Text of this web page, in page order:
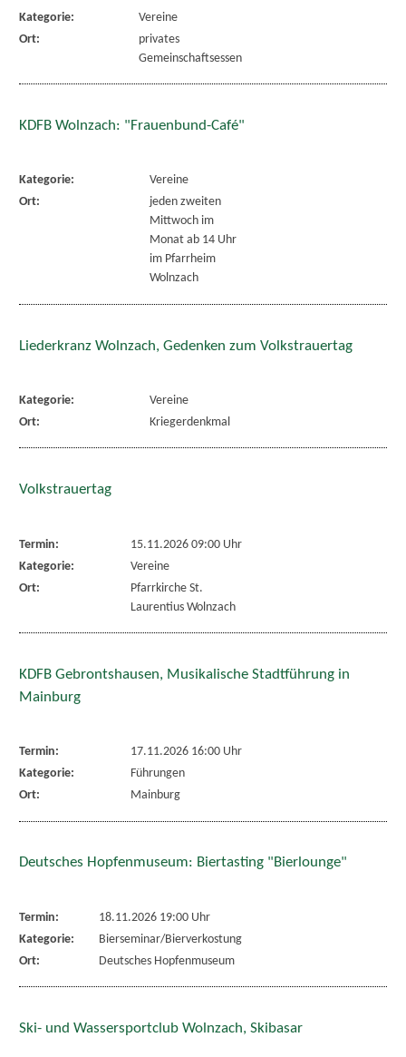
Kategorie:
Vereine
Ort:
privates
Gemeinschaftsessen
KDFB Wolnzach: "Frauenbund-Café"
Kategorie:
Vereine
Ort:
jeden zweiten
Mittwoch im
Monat ab 14 Uhr
im Pfarrheim
Wolnzach
Liederkranz Wolnzach, Gedenken zum Volkstrauertag
Kategorie:
Vereine
Ort:
Kriegerdenkmal
Volkstrauertag
Termin:
15.11.2026 09:00 Uhr
Kategorie:
Vereine
Ort:
Pfarrkirche St.
Laurentius Wolnzach
KDFB Gebrontshausen, Musikalische Stadtführung in
Mainburg
Termin:
17.11.2026 16:00 Uhr
Kategorie:
Führungen
Ort:
Mainburg
Deutsches Hopfenmuseum: Biertasting "Bierlounge"
Termin:
18.11.2026 19:00 Uhr
Kategorie:
Bierseminar/Bierverkostung
Ort:
Deutsches Hopfenmuseum
Ski- und Wassersportclub Wolnzach, Skibasar